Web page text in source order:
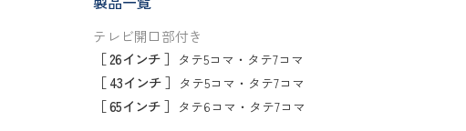
テレビ開口部付き
［ 26インチ ］ タテ5コマ ・ タテ7コマ
［ 43インチ ］ タテ5コマ ・ タテ7コマ
［ 65インチ ］ タテ6コマ ・ タテ7コマ